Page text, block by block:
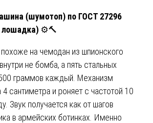
(шумотоп) по ГОСТ 27296
лошадка) ⚙️🔨
на чемодан из шпионского
не бомба, а пять стальных
граммов каждый. Механизм
4 сантиметра и роняет с частотой 10
Звук получается как от шагов
в армейских ботинках. Именно